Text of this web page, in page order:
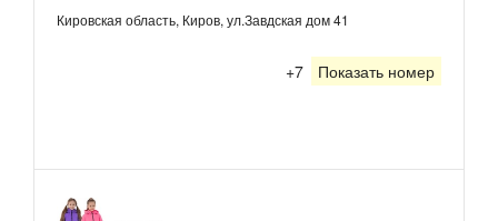
Кировская область, Киров, ул.Завдская дом 41
+7 Показать номер